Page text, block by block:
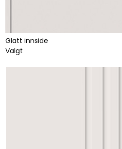
Glatt innside
Valgt